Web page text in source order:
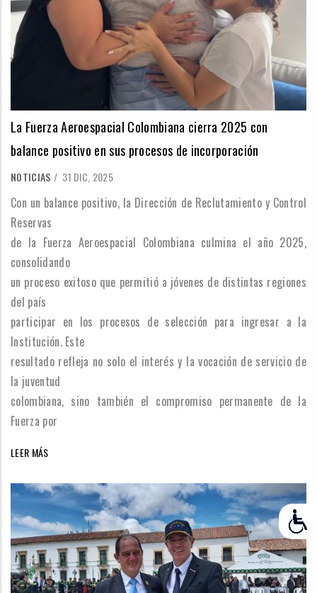
La Fuerza Aeroespacial Colombiana cierra 2025 con
balance positivo en sus procesos de incorporación
NOTICIAS / 31 DIC, 2025
Con un balance positivo, la Dirección de Reclutamiento y Control
Reservas
de la Fuerza Aeroespacial Colombiana culmina el año 2025,
consolidando
un proceso exitoso que permitió a jóvenes de distintas regiones
del país
participar en los procesos de selección para ingresar a la
Institución. Este
resultado refleja no solo el interés y la vocación de servicio de
la juventud
colombiana, sino también el compromiso permanente de la
Fuerza por
LEER MÁS